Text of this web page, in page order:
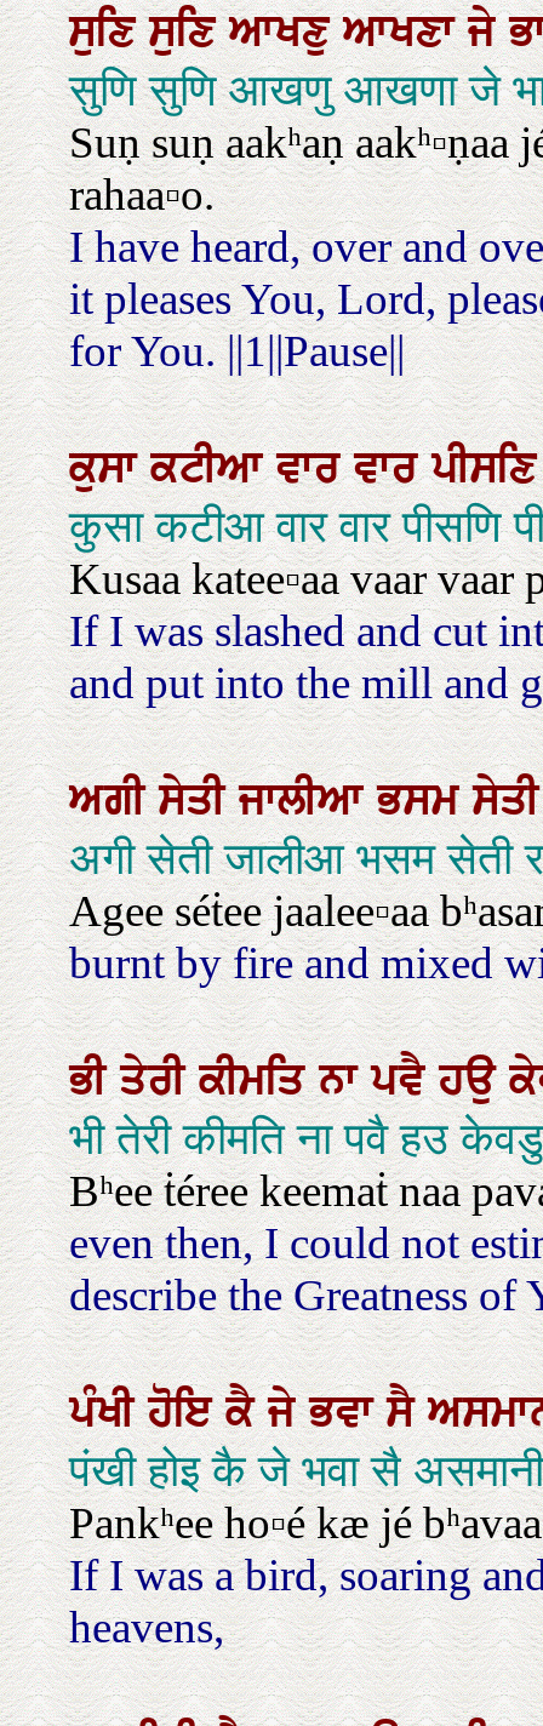
ਸੁਣਿਸੁਣਿਆਖਣੁਆਖਣਾਜੇ
सुणि सुणि आखणु आखणा जे
Suṇ suṇ aakʰaṇ aakʰ▫ṇaa
rahaa▫o.
I have heard, over and
it pleases You, Lord,
for You. ||1||Pause||
ਕੁਸਾਕਟੀਆਵਾਰਵਾਰ
कुसा कटीआ वार वार पीसणि
Kusaa katee▫aa vaar vaar
If I was slashed and cut
and put into the mill and
ਅਗੀਸੇਤੀਜਾਲੀਆਭਸਮ
अगी सेती जालीआ भसम सेती
Agee séṫee jaalee▫aa
burnt by fire and mixed
ਭੀਤੇਰੀਕੀਮਤਿਨਾਪਵੈਹਉ
भी तेरी कीमति ना पवै हउ
Bʰee ṫéree keemaṫ naa
even then, I could not
describe the Greatness of
ਪੰਖੀਹੋਇਕੈਜੇਭਵਾਸੈ
पंखी होइ कै जे भवा सै
Pankʰee ho▫é kæ jé
If I was a bird, soaring
heavens,